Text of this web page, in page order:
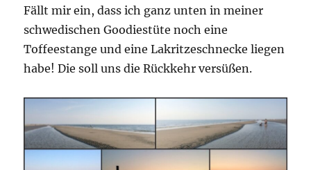
Fällt mir ein, dass ich ganz unten in meiner
schwedischen Goodiestüte noch eine
Toffeestange und eine Lakritzeschnecke liegen
habe! Die soll uns die Rückkehr versüßen.